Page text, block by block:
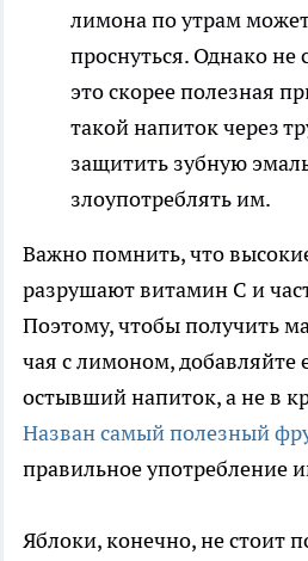
лимона по утрам
проснуться. Однако не
это скорее полезная
такой напиток через
защитить зубную
злоупотреблять им.
Важно помнить, что
разрушают витамин C и
Поэтому, чтобы получить
чая с лимоном, добавляйте
остывший напиток, а не в
Назван самый полезный
правильное употребление
Яблоки, конечно, не стоит